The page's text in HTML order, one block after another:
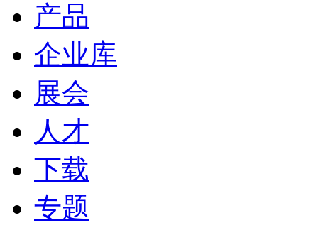
产品
企业库
展会
人才
下载
专题